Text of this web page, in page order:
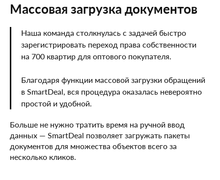
Массовая загрузка документов
Наша команда столкнулась с задачей быстро
зарегистрировать переход права собственности
на 700 квартир для оптового покупателя.
Благодаря функции массовой загрузки обращений
в SmartDeal, вся процедура оказалась невероятно
простой и удобной.
Больше не нужно тратить время на ручной ввод
данных — SmartDeal позволяет загружать пакеты
документов для множества объектов всего за
несколько кликов.